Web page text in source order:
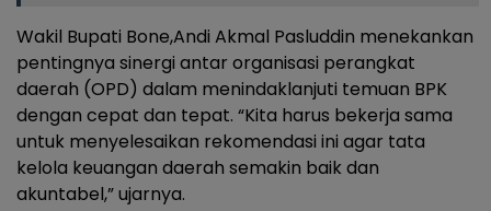
Wakil Bupati Bone,Andi Akmal Pasluddin menekankan
pentingnya sinergi antar organisasi perangkat
daerah (OPD) dalam menindaklanjuti temuan BPK
dengan cepat dan tepat. “Kita harus bekerja sama
untuk menyelesaikan rekomendasi ini agar tata
kelola keuangan daerah semakin baik dan
akuntabel,” ujarnya.